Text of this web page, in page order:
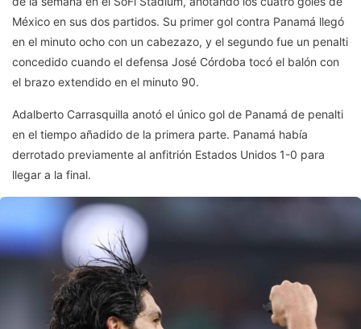
México en sus dos partidos. Su primer gol contra Panamá llegó
en el minuto ocho con un cabezazo, y el segundo fue un penalti
concedido cuando el defensa José Córdoba tocó el balón con
el brazo extendido en el minuto 90.
Adalberto Carrasquilla anotó el único gol de Panamá de penalti
en el tiempo añadido de la primera parte. Panamá había
derrotado previamente al anfitrión Estados Unidos 1-0 para
llegar a la final.